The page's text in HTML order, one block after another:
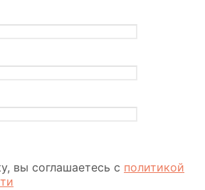
вы соглашаетесь с политикой